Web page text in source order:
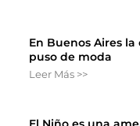
En Buenos Aires
puso de moda
Leer Más >>